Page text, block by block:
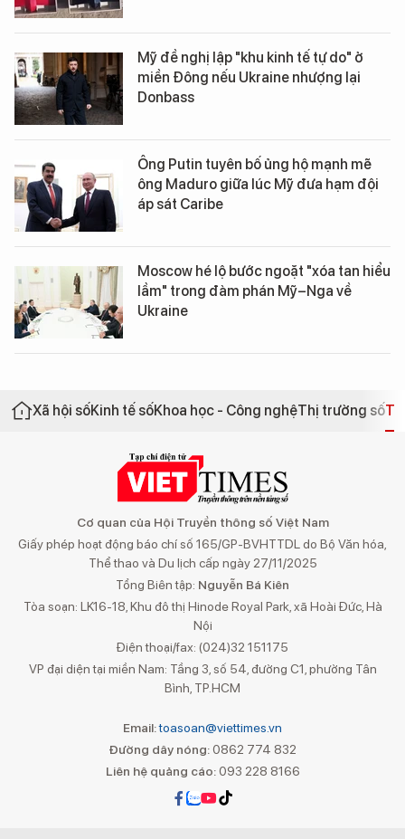
Mỹ đề nghị lập "khu kinh tế tự do" ở
miền Đông nếu Ukraine nhượng lại
Donbass
Ông Putin tuyên bố ủng hộ mạnh mẽ
ông Maduro giữa lúc Mỹ đưa hạm đội
áp sát Caribe
Moscow hé lộ bước ngoặt "xóa tan hiểu
lầm" trong đàm phán Mỹ–Nga về
Ukraine
Xã hội sốKinh tế sốKhoa học - Công nghệThị trường số
Cơ quan của Hội Truyền thông số Việt Nam
Giấy phép hoạt động báo chí số 165/GP-BVHTTDL do Bộ Văn hóa,
Thể thao và Du lịch cấp ngày 27/11/2025
Tổng Biên tập: Nguyễn Bá Kiên
Tòa soạn: LK16-18, Khu đô thị Hinode Royal Park, xã Hoài Đức, Hà
Nội
Điện thoại/fax: (024)32 151175
VP đại diện tại miền Nam: Tầng 3, số 54, đường C1, phường Tân
Bình, TP.HCM
Email:toasoan@viettimes.vn
Đường dây nóng: 0862 774 832
Liên hệ quảng cáo:093 228 8166